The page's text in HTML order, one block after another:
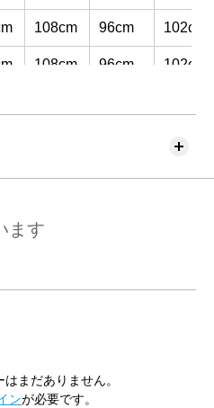
108cm 96cm 102cm
108cm 96cm 102cm
110cm
116cm 104cm 110cm
120cm 112cm 116cm
128cm
ます
まだありません。
ンが必要です。